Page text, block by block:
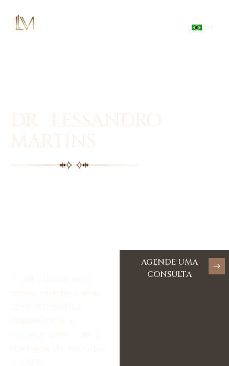
AGENDE UMA
CONSULTA